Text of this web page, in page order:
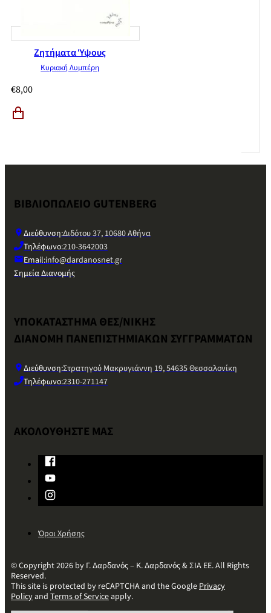
Ζητήματα Ύψους
Κυριακή Λυμπέρη
€8,00
ΒΙΒΛΙΟΠΩΛΕΙΟ GUTENBERG
Διεύθυνση:Διδότου 37, 10680 Αθήνα
Τηλέφωνο:210-3642003
Email:info@dardanosnet.gr
Σημεία Διανομής
ΥΠΟΚΑΤΑΣΤΗΜΑ ΘΕΣ/ΝΙΚΗΣ
ΔΙΑΝΟΜΗ ΠΑΝΕΠΙΣΤΗΜΙΑΚΩΝ ΣΥΓΓΡΑΜΜΑΤΩΝ
Διεύθυνση:Στρατηγού Μακρυγιάννη 19, 54635 Θεσσαλονίκη
Τηλέφωνο:2310-271147
ΑΚΟΛΟΥΘΗΣΤΕ ΜΑΣ
Όροι Χρήσης
© Copyright 2026 by Γ. Δαρδανός – Κ. Δαρδανός & ΣΙΑ ΕΕ. All Rights
Reserved.
This site is protected by reCAPTCHA and the GooglePrivacy
Policyand Terms of Serviceapply.